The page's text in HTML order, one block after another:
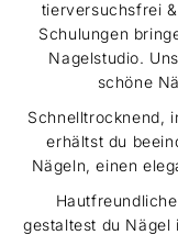
tierversuchsfrei
Schulungen
Nagelstudio.
schöne
Schnelltrocknend,
erhältst du
Nägeln, einen
gestaltest du Nägel